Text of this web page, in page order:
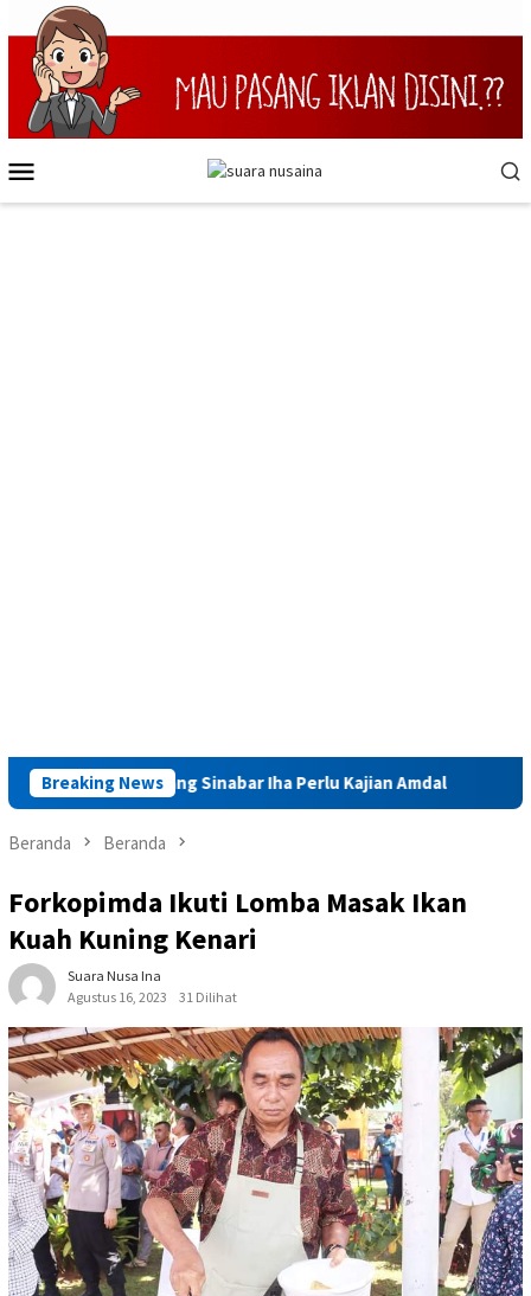
Loncat
ke
konten
Mobile
Breaking News
Tambang Sinabar Iha Perlu Kajian Amdal Launching
Beranda Beranda
Forkopimda Ikuti Lomba Masak Ikan
Kuah Kuning Kenari
Suara Nusa Ina
Agustus 16, 2023
31 Dilihat